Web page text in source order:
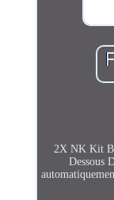
2X NK Kit
Dessous